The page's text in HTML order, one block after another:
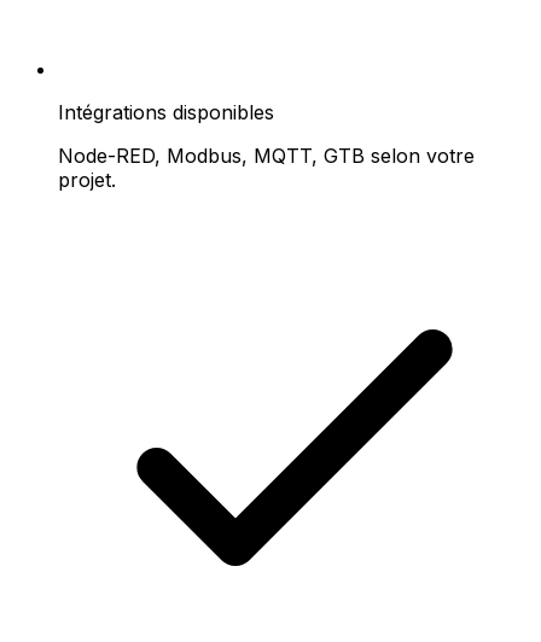
Intégrations disponibles
Node-RED, Modbus, MQTT, GTB selon votre
projet.